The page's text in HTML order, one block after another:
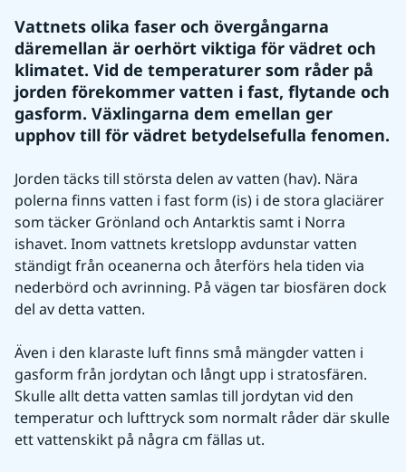
Vattnets olika faser och övergångarna
däremellan är oerhört viktiga för vädret och
klimatet. Vid de temperaturer som råder på
jorden förekommer vatten i fast, flytande och
gasform. Växlingarna dem emellan ger
upphov till för vädret betydelsefulla fenomen.
Jorden täcks till största delen av vatten (hav). Nära
polerna finns vatten i fast form (is) i de stora glaciärer
som täcker Grönland och Antarktis samt i Norra
ishavet. Inom vattnets kretslopp avdunstar vatten
ständigt från oceanerna och återförs hela tiden via
nederbörd och avrinning. På vägen tar biosfären dock
del av detta vatten.
Även i den klaraste luft finns små mängder vatten i
gasform från jordytan och långt upp i stratosfären.
Skulle allt detta vatten samlas till jordytan vid den
temperatur och lufttryck som normalt råder där skulle
ett vattenskikt på några cm fällas ut.